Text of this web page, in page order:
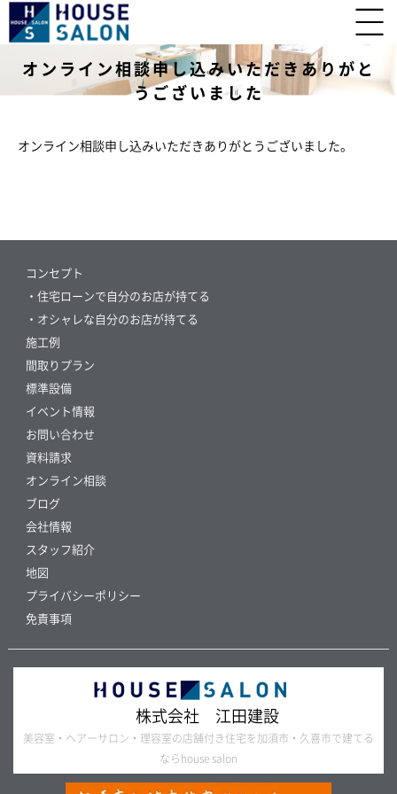
オンライン相談申し込みいただきありがと
うございました
オンライン相談申し込みいただきありがとうございました。
コンセプト
・住宅ローンで自分のお店が持てる
・オシャレな自分のお店が持てる
施工例
間取りプラン
標準設備
イベント情報
お問い合わせ
資料請求
オンライン相談
ブログ
会社情報
スタッフ紹介
地図
プライバシーポリシー
免責事項
株式会社 江田建設
美容室・ヘアーサロン・理容室の店舗付き住宅を加須市・久喜市で建てる
ならhouse salon